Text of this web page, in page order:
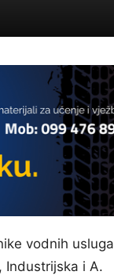
vodnih usluga
Industrijska i A.